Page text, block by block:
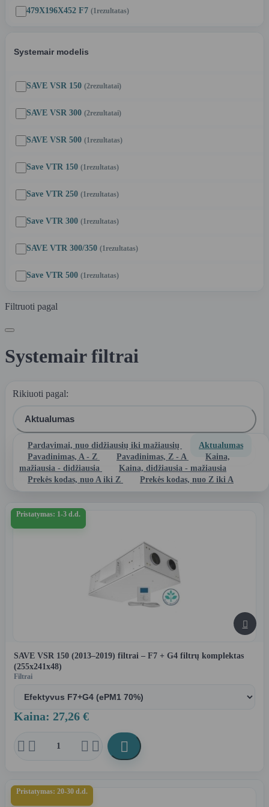
479X196X452 F7 (1 rezultatas)
Systemair modelis
SAVE VSR 150 (2rezultatai)
SAVE VSR 300 (2rezultatai)
SAVE VSR 500 (1 rezultatas)
Save VTR 150 (1 rezultatas)
Save VTR 250 (1 rezultatas)
Save VTR 300 (1 rezultatas)
SAVE VTR 300/350 (1 rezultatas)
Save VTR 500 (1 rezultatas)
Filtruoti pagal
Systemair filtrai
Rasta 10 prekės(-ių).
Rikiuoti pagal:
Aktualumas
Pardavimai, nuo didžiausių iki mažiausių
Aktualumas
Pavadinimas, A - Z
Pavadinimas, Z - A
Kaina,
mažiausia - didžiausia
Kaina, didžiausia - mažiausia
Prekės kodas, nuo A iki Z
Prekės kodas, nuo Z iki A
 Filtras
Pristatymas: 1-3 d.d.

SAVE VSR 150 (2013–2019) filtrai – F7 + G4 filtrų komplektas
(255x241x48)
Filtrai
Kaina: 27,26 €
    
Pristatymas: 20-30 d.d.